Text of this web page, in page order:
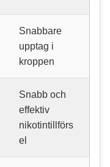
Snabbare
upptag i
kroppen
Snabb och
effektiv
nikotintillförs
el